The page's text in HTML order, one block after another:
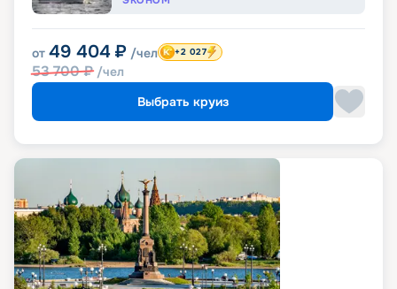
от 49 404 ₽ /чел
53 700₽ /чел
+2 027
Выбрать круиз